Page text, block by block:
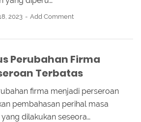
2023 Add Comment
Perubahan Firma
Terbatas
firma menjadi perseroan
pembahasan perihal masa
dilakukan seseora…